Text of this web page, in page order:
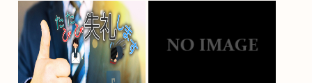
す！」男性社員「…w」